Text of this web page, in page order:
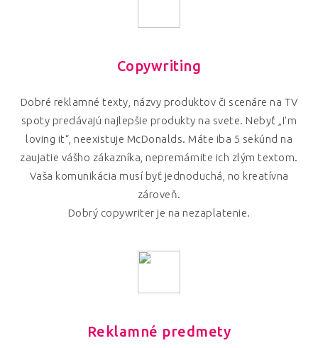
Copywriting
Dobré reklamné texty, názvy produktov či scenáre na TV
spoty predávajú najlepšie produkty na svete. Nebyť „I'm
loving it“, neexistuje McDonalds. Máte iba 5 sekúnd na
zaujatie vášho zákazníka, nepremárnite ich zlým textom.
Vaša komunikácia musí byť jednoduchá, no kreatívna
zároveň.
Dobrý copywriter je na nezaplatenie.
Reklamné predmety